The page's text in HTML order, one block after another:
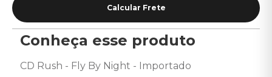
Conheça esse produto
CD Rush - Fly By Night - Importado